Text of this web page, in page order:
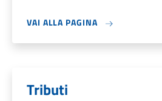
VAI ALLA PAGINA
Tributi